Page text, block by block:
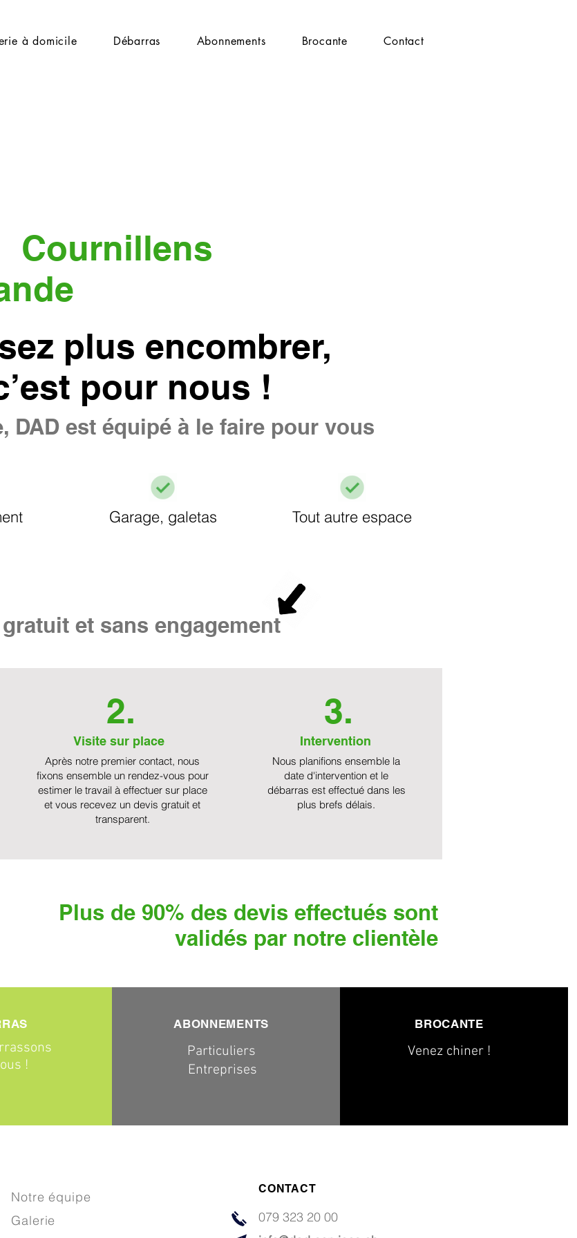
à domicile Débarras Abonnements Brocante Contact
Cournillens
plus encombrer,
pour nous !
DAD est équipé à le faire pour vous
Garage, galetas Tout autre espace
et sans engagement
2.
Visite sur place
Après notre premier contact, nous
fixons ensemble un rendez-vous pour
estimer le travail à effectuer sur place
et vous recevez un devis gratuit et
transparent.
3.
Intervention
Nous planifions ensemble la
date d'intervention et le
débarras est effectué dans les
plus brefs délais.
Plus de 90% des devis effectués sont
validés par notre clientèle
!
ABONNEMENTS
Particuliers
Entreprises
BROCANTE
Venez chiner !
Notre équipe
Galerie
CONTACT
079 323 20 00